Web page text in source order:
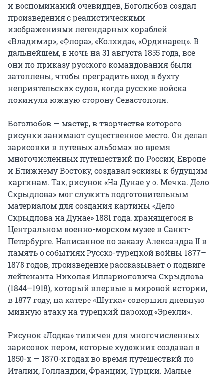
и воспоминаний очевидцев, Боголюбов создал
произведения с реалистическими
изображениями легендарных кораблей
«Владимир», «Флора», «Колхида», «Ординарец». В
дальнейшем, в ночь на 31 августа 1855 года, все
они по приказу русского командования были
затоплены, чтобы преградить вход в бухту
неприятельских судов, когда русские войска
покинули южную сторону Севастополя.
Боголюбов — мастер, в творчестве которого
рисунки занимают существенное место. Он делал
зарисовки в путевых альбомах во время
многочисленных путешествий по России, Европе
и Ближнему Востоку, создавал эскизы к будущим
картинам. Так, рисунок «На Дунае у о. Мечка. Дело
Скрыдлова» мог служить подготовительным
материалом для создания картины «Дело
Скрыдлова на Дунае» 1881 года, хранящегося в
Центральном военно-морском музее в Санкт-
Петербурге. Написанное по заказу Александра II в
память о событиях Русско-турецкой войны 1877–
1878 годов, произведение рассказывает о подвиге
лейтенанта Николая Илларионовича Скрыдлова
(1844–1918), который впервые в мировой истории,
в 1877 году, на катере «Шутка» совершил дневную
минную атаку на турецкий пароход «Эрекли».
Рисунок «Лодка» типичен для многочисленных
зарисовок пером, которые художник создавал в
1850-х — 1870-х годах во время путешествий по
Италии, Голландии, Франции, Турции. Малые